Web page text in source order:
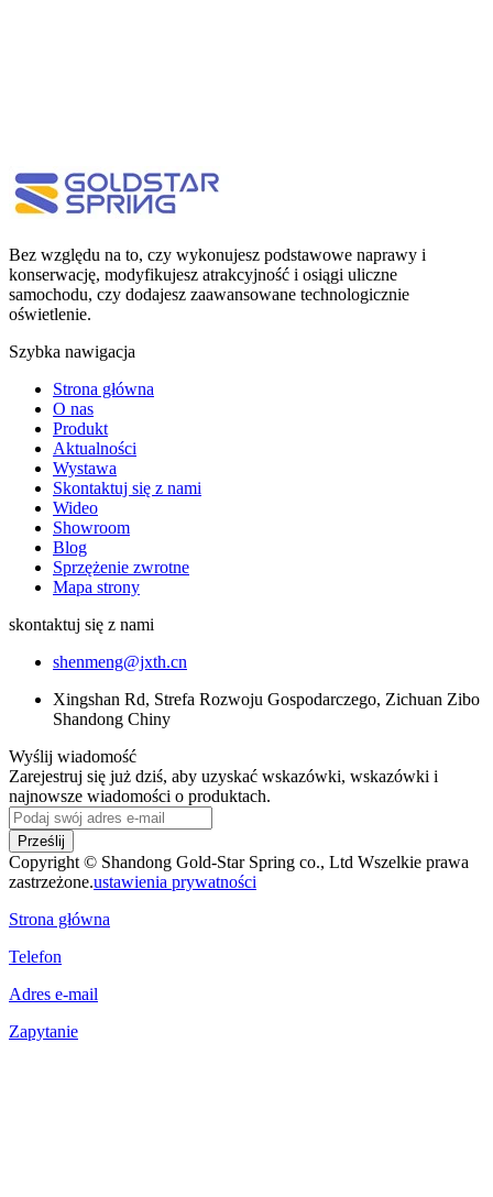
Bez względu na to, czy wykonujesz podstawowe naprawy i
konserwację, modyfikujesz atrakcyjność i osiągi uliczne
samochodu, czy dodajesz zaawansowane technologicznie
oświetlenie.
Szybka nawigacja
Strona główna
O nas
Produkt
Aktualności
Wystawa
Skontaktuj się z nami
Wideo
Showroom
Blog
Sprzężenie zwrotne
Mapa strony
skontaktuj się z nami
shenmeng@jxth.cn
Xingshan Rd, Strefa Rozwoju Gospodarczego, Zichuan Zibo
Shandong Chiny
Wyślij wiadomość
Zarejestruj się już dziś, aby uzyskać wskazówki, wskazówki i
najnowsze wiadomości o produktach.
Prześlij
Copyright © Shandong Gold-Star Spring co., Ltd Wszelkie prawa
zastrzeżone.ustawienia prywatności
Strona główna
Telefon
Adres e-mail
Zapytanie